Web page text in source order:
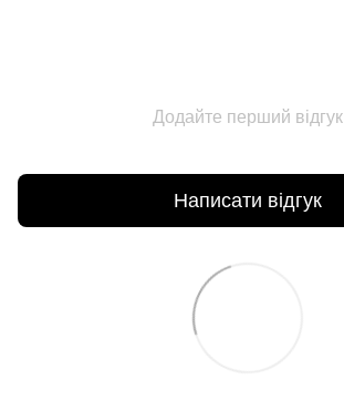
Додайте перший відгук
Написати відгук